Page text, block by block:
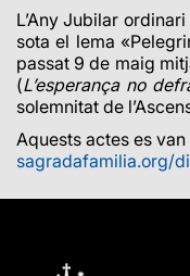
L’Any Jubilar
sota el lema
passat 9 de maig
(L’esperança no
solemnitat de
Aquests actes es
sagradafamilia.org/